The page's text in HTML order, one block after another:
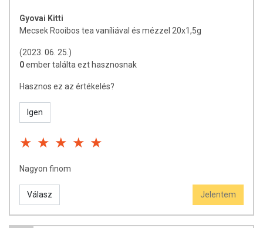
Gyovai Kitti
Mecsek Rooibos tea vaníliával és mézzel 20x1,5g
(2023. 06. 25.)
0ember találta ezt hasznosnak
Hasznos ez az értékelés?
Igen
Nagyon finom
Válasz Jelentem